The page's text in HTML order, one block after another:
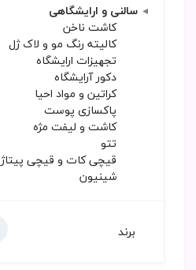
سالنی و ارایشگاهی
کاشت ناخن
کالیته رنگ مو و لاک ژل
تجهیزات ارایشگاه
دکور آرایشگاه
کراتین و مواد احیا
پاکسازی پوست
کاشت و لیفت مژه
تتو
قیچی کات و قیچی پیتاژ
شینیون
برند